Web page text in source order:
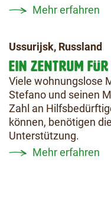
Mehr erfahren
Ussurijsk, Russland
EIN ZENTRUM
Viele wohnungslose
Stefano und seinen
Zahl an
können, benötigen
Unterstützung.
Mehr erfahren